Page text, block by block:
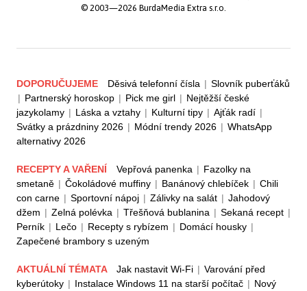
© 2003—2026 BurdaMedia Extra s.r.o.
DOPORUČUJEME Děsivá telefonní čísla | Slovník puberťáků
| Partnerský horoskop | Pick me girl | Nejtěžší české
jazykolamy | Láska a vztahy | Kulturní tipy | Ajťák radí |
Svátky a prázdniny 2026 | Módní trendy 2026 | WhatsApp
alternativy 2026
RECEPTY A VAŘENÍ Vepřová panenka | Fazolky na
smetaně | Čokoládové muffiny | Banánový chlebíček | Chili
con carne | Sportovní nápoj | Zálivky na salát | Jahodový
džem | Zelná polévka | Třešňová bublanina | Sekaná recept |
Perník | Lečo | Recepty s rybízem | Domácí housky |
Zapečené brambory s uzeným
AKTUÁLNÍ TÉMATA Jak nastavit Wi-Fi | Varování před
kyberútoky | Instalace Windows 11 na starší počítač | Nový